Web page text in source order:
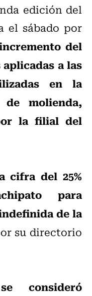
edición del
el sábado por
del
aplicadas a las
en la
molienda,
la filial del
cifra del 25%
para
de la
su directorio
se consideró